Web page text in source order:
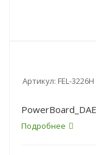
Артикул: FEL-3226H
Подробнее